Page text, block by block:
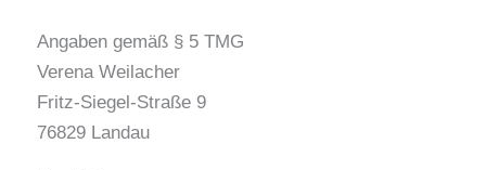
Angaben gemäß § 5 TMG
Verena Weilacher
Fritz-Siegel-Straße 9
76829 Landau